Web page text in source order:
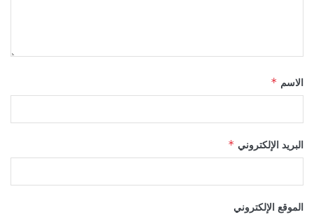
الاسم *
البريد الإلكتروني *
الموقع الإلكتروني